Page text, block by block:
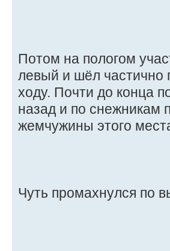
Потом на пологом
левый и шёл частично
ходу. Почти до конца
назад и по снежникам
жемчужины этого
Чуть промахнулся по